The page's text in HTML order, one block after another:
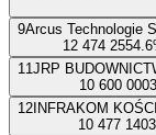
9Arcus Technologie
12 474 2554.6
11JRP
10 600 000
12 INFRAKOM
10 477 140